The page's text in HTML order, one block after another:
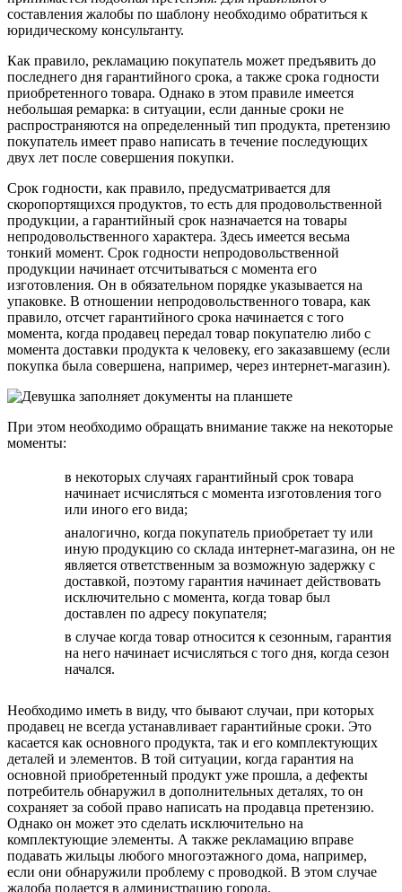
составления жалобы по шаблону необходимо обратиться к
юридическому консультанту.
Как правило, рекламацию покупатель может предъявить до
последнего дня гарантийного срока, а также срока годности
приобретенного товара. Однако в этом правиле имеется
небольшая ремарка: в ситуации, если данные сроки не
распространяются на определенный тип продукта, претензию
покупатель имеет право написать в течение последующих
двух лет после совершения покупки.
Срок годности, как правило, предусматривается для
скоропортящихся продуктов, то есть для продовольственной
продукции, а гарантийный срок назначается на товары
непродовольственного характера. Здесь имеется весьма
тонкий момент. Срок годности непродовольственной
продукции начинает отсчитываться с момента его
изготовления. Он в обязательном порядке указывается на
упаковке. В отношении непродовольственного товара, как
правило, отсчет гарантийного срока начинается с того
момента, когда продавец передал товар покупателю либо с
момента доставки продукта к человеку, его заказавшему (если
покупка была совершена, например, через интернет-магазин).
При этом необходимо обращать внимание также на некоторые
моменты:
в некоторых случаях гарантийный срок товара
начинает исчисляться с момента изготовления того
или иного его вида;
аналогично, когда покупатель приобретает ту или
иную продукцию со склада интернет-магазина, он не
является ответственным за возможную задержку с
доставкой, поэтому гарантия начинает действовать
исключительно с момента, когда товар был
доставлен по адресу покупателя;
в случае когда товар относится к сезонным, гарантия
на него начинает исчисляться с того дня, когда сезон
начался.
Необходимо иметь в виду, что бывают случаи, при которых
продавец не всегда устанавливает гарантийные сроки. Это
касается как основного продукта, так и его комплектующих
деталей и элементов. В той ситуации, когда гарантия на
основной приобретенный продукт уже прошла, а дефекты
потребитель обнаружил в дополнительных деталях, то он
сохраняет за собой право написать на продавца претензию.
Однако он может это сделать исключительно на
комплектующие элементы. А также рекламацию вправе
подавать жильцы любого многоэтажного дома, например,
если они обнаружили проблему с проводкой. В этом случае
жалоба подается в администрацию города.